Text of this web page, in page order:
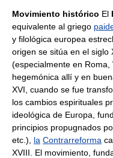
Movimiento histórico El
equivalente al griego
y filológica europea
origen se sitúa en el siglo
(especialmente en
hegemónica allí y en
XVI, cuando se fue
los cambios espirituales
ideológica de Europa,
principios propugnados
etc.), la Contrarreforma
XVIII. El movimiento,